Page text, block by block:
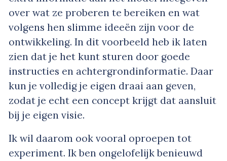
over wat ze proberen te bereiken en wat
volgens hen slimme ideeën zijn voor de
ontwikkeling. In dit voorbeeld heb ik laten
zien dat je het kunt sturen door goede
instructies en achtergrondinformatie. Daar
kun je volledig je eigen draai aan geven,
zodat je echt een concept krijgt dat aansluit
bij je eigen visie.
Ik wil daarom ook vooral oproepen tot
experiment. Ik ben ongelofelijk benieuwd